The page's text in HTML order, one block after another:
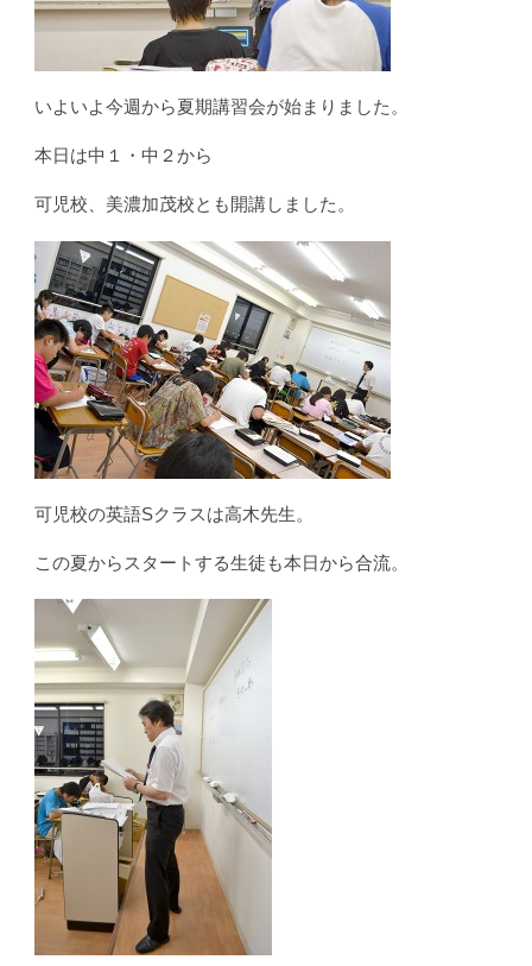
いよいよ今週から夏期講習会が始まりました。
本日は中１・中２から
可児校、美濃加茂校とも開講しました。
可児校の英語Sクラスは高木先生。
この夏からスタートする生徒も本日から合流。